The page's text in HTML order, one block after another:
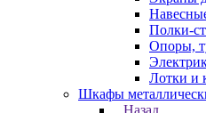
Полки-
Опоры,
Лотки и
Шкафы
Назад